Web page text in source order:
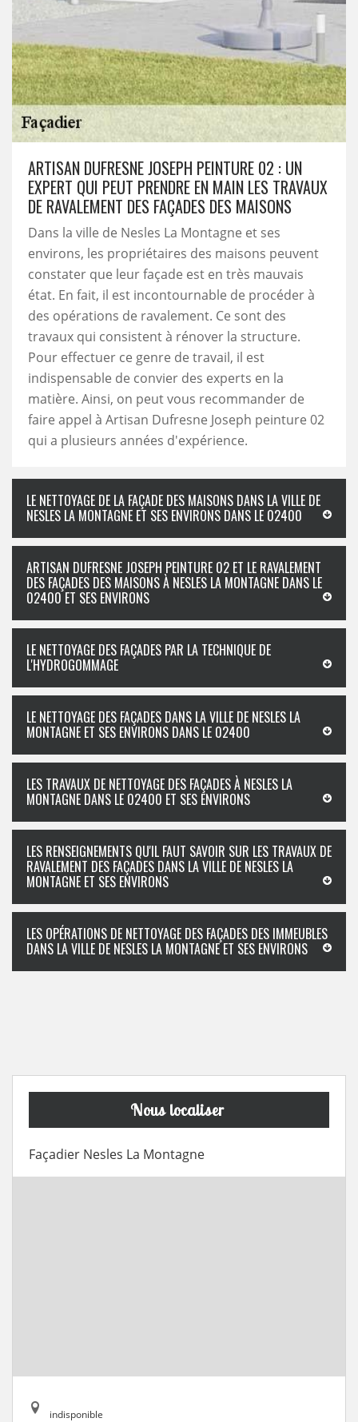
ARTISAN DUFRESNE JOSEPH PEINTURE 02 : UN
EXPERT QUI PEUT PRENDRE EN MAIN LES TRAVAUX
DE RAVALEMENT DES FAÇADES DES MAISONS
Dans la ville de Nesles La Montagne et ses
environs, les propriétaires des maisons peuvent
constater que leur façade est en très mauvais
état. En fait, il est incontournable de procéder à
des opérations de ravalement. Ce sont des
travaux qui consistent à rénover la structure.
Pour effectuer ce genre de travail, il est
indispensable de convier des experts en la
matière. Ainsi, on peut vous recommander de
faire appel à Artisan Dufresne Joseph peinture 02
qui a plusieurs années d'expérience.
LE NETTOYAGE DE LA FAÇADE DES MAISONS DANS LA VILLE DE
NESLES LA MONTAGNE ET SES ENVIRONS DANS LE 02400
ARTISAN DUFRESNE JOSEPH PEINTURE 02 ET LE RAVALEMENT
DES FAÇADES DES MAISONS À NESLES LA MONTAGNE DANS LE
02400 ET SES ENVIRONS
LE NETTOYAGE DES FAÇADES PAR LA TECHNIQUE DE
L'HYDROGOMMAGE
LE NETTOYAGE DES FAÇADES DANS LA VILLE DE NESLES LA
MONTAGNE ET SES ENVIRONS DANS LE 02400
LES TRAVAUX DE NETTOYAGE DES FAÇADES À NESLES LA
MONTAGNE DANS LE 02400 ET SES ENVIRONS
LES RENSEIGNEMENTS QU'IL FAUT SAVOIR SUR LES TRAVAUX DE
RAVALEMENT DES FAÇADES DANS LA VILLE DE NESLES LA
MONTAGNE ET SES ENVIRONS
LES OPÉRATIONS DE NETTOYAGE DES FAÇADES DES IMMEUBLES
DANS LA VILLE DE NESLES LA MONTAGNE ET SES ENVIRONS
Nous localiser
Façadier Nesles La Montagne
indisponible